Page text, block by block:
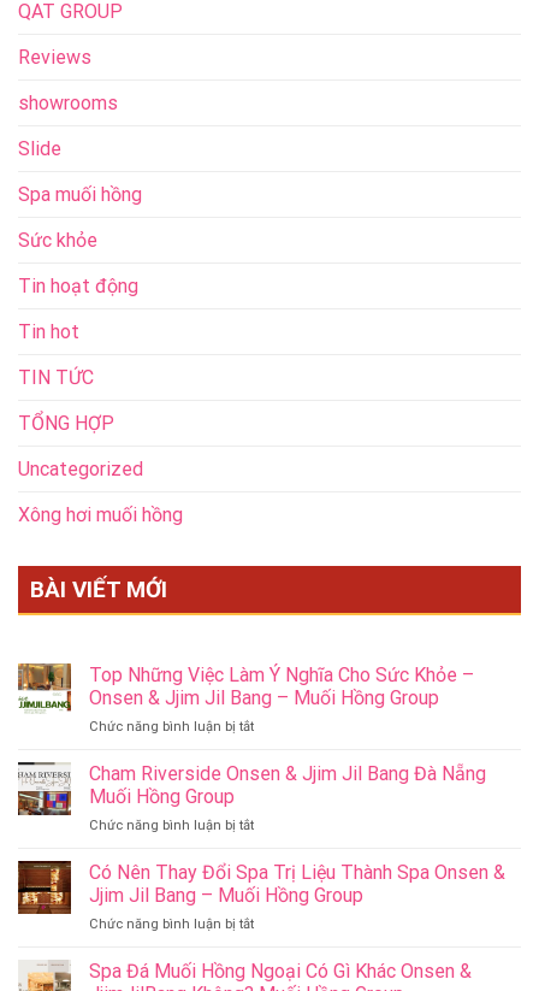
QAT GROUP
Reviews
showrooms
Slide
Spa muối hồng
Sức khỏe
Tin hoạt động
Tin hot
TIN TỨC
TỔNG HỢP
Uncategorized
Xông hơi muối hồng
BÀI VIẾT MỚI
Top Những Việc Làm Ý Nghĩa Cho Sức Khỏe –
Onsen & Jjim Jil Bang – Muối Hồng Group
Chức năng bình luận bị tắtở
Những
Ý
Cho
Sức
–
&
Cham Riverside Onsen & Jjim Jil Bang Đà Nẵng
Muối Hồng Group
Chức năng bình luận bị tắtở
Riverside
Onsen
&
Jjim
Bang
Đà
Có Nên Thay Đổi Spa Trị Liệu Thành Spa Onsen &
Jjim Jil Bang – Muối Hồng Group
Chức năng bình luận bị tắtở
Nên
Thay
Spa Đá Muối Hồng Ngoại Có Gì Khác Onsen &